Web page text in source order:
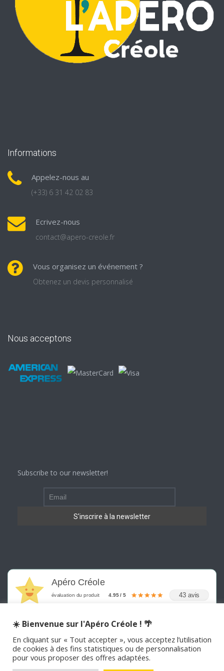
Informations
Appelez-nous au
(+33) 6 31 42 02 83
Ecrivez-nous
contact@apero-creole.fr
Vous organisez un événement ?
Obtenez un devis personnalisé
Nous acceptons
Subscribe to our newsletter!
Apéro Créole
évaluation du produit 4.95 / 5 43 avis
©2026 APERO CREOLE . Tous les droits sont réservés
☀️ Bienvenue sur l'Apéro Créole ! 🌴
En cliquant sur « Tout accepter », vous acceptez l’utilisation
de cookies à des fins statistiques ou de personnalisation
pour vous proposer des offres adaptées.